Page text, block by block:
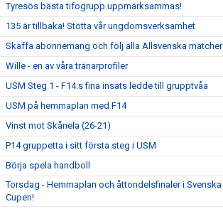
Tyresös bästa tifogrupp uppmärksammas!
135 är tillbaka! Stötta vår ungdomsverksamhet
Skaffa abonnemang och följ alla Allsvenska matcher
Wille - en av våra tränarprofiler
USM Steg 1 - F14:s fina insats ledde till grupptvåa
USM på hemmaplan med F14
Vinst mot Skånela (26-21)
P14 gruppetta i sitt första steg i USM
Börja spela handboll
Torsdag - Hemmaplan och åttondelsfinaler i Svenska
Cupen!